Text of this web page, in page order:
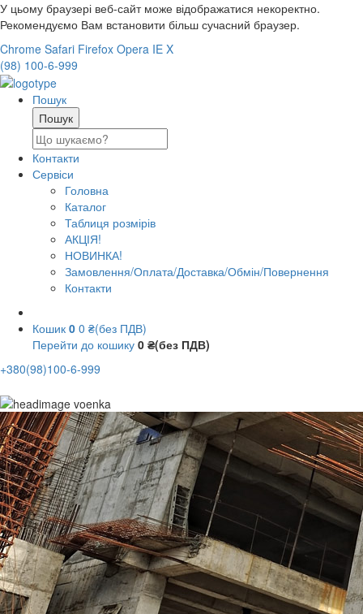
У цьому браузері веб-сайт може відображатися некоректно.
Рекомендуємо Вам встановити більш сучасний браузер.
Chrome Safari Firefox Opera IE X
(98) 100-6-999
Пошук
Контакти
Сервіси
Головна
Каталог
Таблиця розмірів
АКЦІЯ!
НОВИНКА!
Замовлення/Оплата/Доставка/Обмін/Повернення
Контакти
Кошик 0 0 ₴(без ПДВ)
Перейти до кошику 0 ₴(без ПДВ)
+380(98)100-6-999